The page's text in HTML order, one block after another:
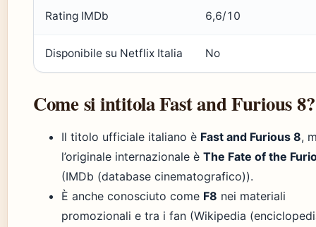
Rating IMDb 6,6/10
Disponibile su Netflix Italia No
Come si intitola Fast and Furious 8?
Il titolo ufficiale italiano è Fast and Furious 8,
l’originale internazionale è The Fate of the
(IMDb (database cinematografico)).
È anche conosciuto come F8 nei materiali
promozionali e tra i fan (Wikipedia